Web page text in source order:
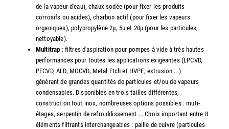
de la vapeur d'eau), chaux sodée (pour fixer les produits
corrosifs ou acides), charbon actif (pour fixer les vapeurs
organiques), polypropylène 2µ, 5µ et 20µ (pour les particules,
nettoyable).
Multitrap : filtres d'aspiration pour pompes à vide à très hautes
performances pour toutes les applications exigeantes (LPCVD,
PECVD, ALD, MOCVD, Metal Etch et HVPE, extrusion ...)
générant de grandes quantités de particules et/ou de vapeurs
condensables. Disponibles en trois tailles différentes,
construction tout inox, nombreuses options possibles : muti-
étages, serpentin de refroiddissement ... Choix important entre 8
éléments filtrants interchangeables : paille de cuivre (particules